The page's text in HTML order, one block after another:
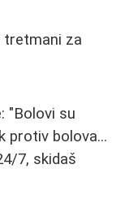
tretmani za
"Bolovi su
protiv bolova...
7, skidaš